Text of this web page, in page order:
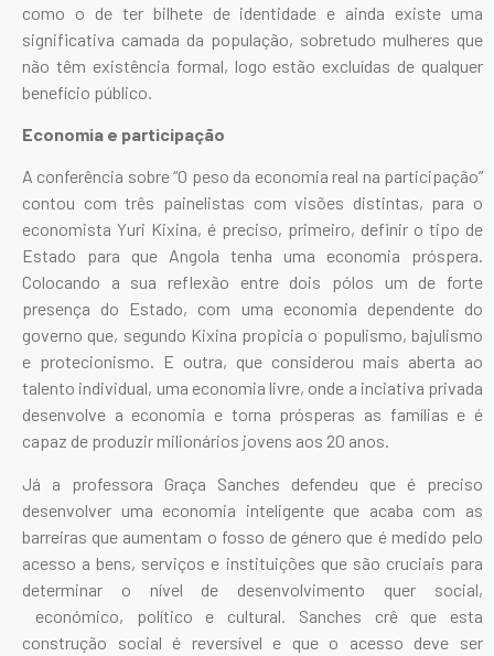
como o de ter bilhete de identidade e ainda existe uma
significativa camada da população, sobretudo mulheres que
não têm existência formal, logo estão excluídas de qualquer
benefício público.
Economia e participação
A conferência sobre “O peso da economia real na participação”
contou com três painelistas com visões distintas, para o
economista Yuri Kixina, é preciso, primeiro, definir o tipo de
Estado para que Angola tenha uma economia próspera.
Colocando a sua reflexão entre dois pólos um de forte
presença do Estado, com uma economia dependente do
governo que, segundo Kixina propicia o populismo, bajulismo
e protecionismo. E outra, que considerou mais aberta ao
talento individual, uma economia livre, onde a inciativa privada
desenvolve a economia e torna prósperas as famílias e é
capaz de produzir milionários jovens aos 20 anos.
Já a professora Graça Sanches defendeu que é preciso
desenvolver uma economia inteligente que acaba com as
barreiras que aumentam o fosso de género que é medido pelo
acesso a bens, serviços e instituições que são cruciais para
determinar o nível de desenvolvimento quer social,
económico, político e cultural. Sanches crê que esta
construção social é reversível e que o acesso deve ser